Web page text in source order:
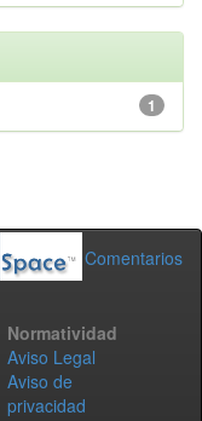
1
Comentarios
Normatividad
Aviso Legal
Aviso de
privacidad